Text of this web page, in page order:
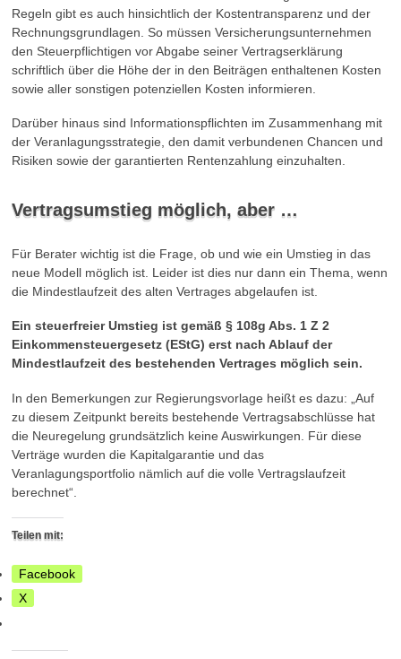
Regeln gibt es auch hinsichtlich der Kostentransparenz und der
Rechnungsgrundlagen. So müssen Versicherungsunternehmen
den Steuerpflichtigen vor Abgabe seiner Vertragserklärung
schriftlich über die Höhe der in den Beiträgen enthaltenen Kosten
sowie aller sonstigen potenziellen Kosten informieren.
Darüber hinaus sind Informationspflichten im Zusammenhang mit
der Veranlagungsstrategie, den damit verbundenen Chancen und
Risiken sowie der garantierten Rentenzahlung einzuhalten.
Vertragsumstieg möglich, aber …
Für Berater wichtig ist die Frage, ob und wie ein Umstieg in das
neue Modell möglich ist. Leider ist dies nur dann ein Thema, wenn
die Mindestlaufzeit des alten Vertrages abgelaufen ist.
Ein steuerfreier Umstieg ist gemäß § 108g Abs. 1 Z 2
Einkommensteuergesetz (EStG) erst nach Ablauf der
Mindestlaufzeit des bestehenden Vertrages möglich sein.
In den Bemerkungen zur Regierungsvorlage heißt es dazu: „Auf
zu diesem Zeitpunkt bereits bestehende Vertragsabschlüsse hat
die Neuregelung grundsätzlich keine Auswirkungen. Für diese
Verträge wurden die Kapitalgarantie und das
Veranlagungsportfolio nämlich auf die volle Vertragslaufzeit
berechnet“.
Teilen mit:
Facebook
X